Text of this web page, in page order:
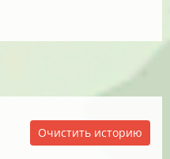
Очистить историю